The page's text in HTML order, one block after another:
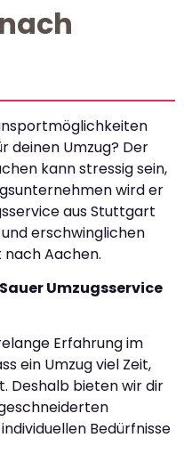
deinen Umzug? Der
kann stressig sein,
wird er
aus Stuttgart
erschwinglichen
Aachen.
Umzugsservice
Erfahrung im
ein Umzug viel Zeit,
Deshalb bieten wir dir
Bedürfnisse